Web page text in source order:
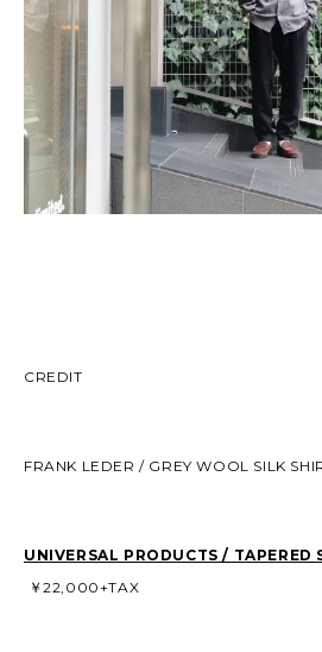
CREDIT
FRANK LEDER / GREY WOOL SILK
UNIVERSAL PRODUCTS / TAPERED
￥22,000+TAX